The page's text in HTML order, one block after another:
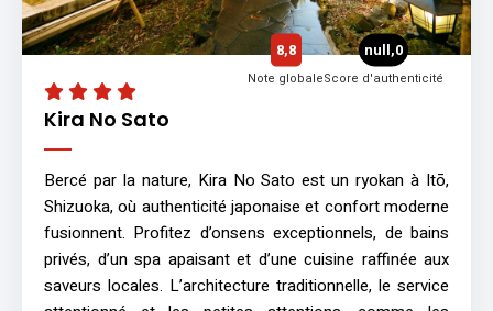
Kira No Sato
8,8
Note globale
null,0
Score d'authenticité
Bercé par la nature, Kira No Sato est un ryokan à Itō,
Shizuoka, où authenticité japonaise et confort moderne
fusionnent. Profitez d’onsens exceptionnels, de bains
privés, d’un spa apaisant et d’une cuisine raffinée aux
saveurs locales. L’architecture traditionnelle, le service